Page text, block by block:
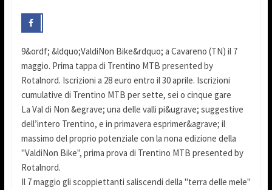
9&ordf; &ldquo;ValdiNon Bike&rdquo; a Cavareno (TN) il 7
maggio. Prima tappa di Trentino MTB presented by
Rotalnord. Iscrizioni a 28 euro entro il 30 aprile. Iscrizioni
cumulative di Trentino MTB per sette, sei o cinque gare
La Val di Non &egrave; una delle valli pi&ugrave; suggestive
dell’intero Trentino, e in primavera esprimer&agrave; il
massimo del proprio potenziale con la nona edizione della
"ValdiNon Bike", prima prova di Trentino MTB presented by
Rotalnord.
Il 7 maggio gli scoppiettanti saliscendi della "terra delle mele"